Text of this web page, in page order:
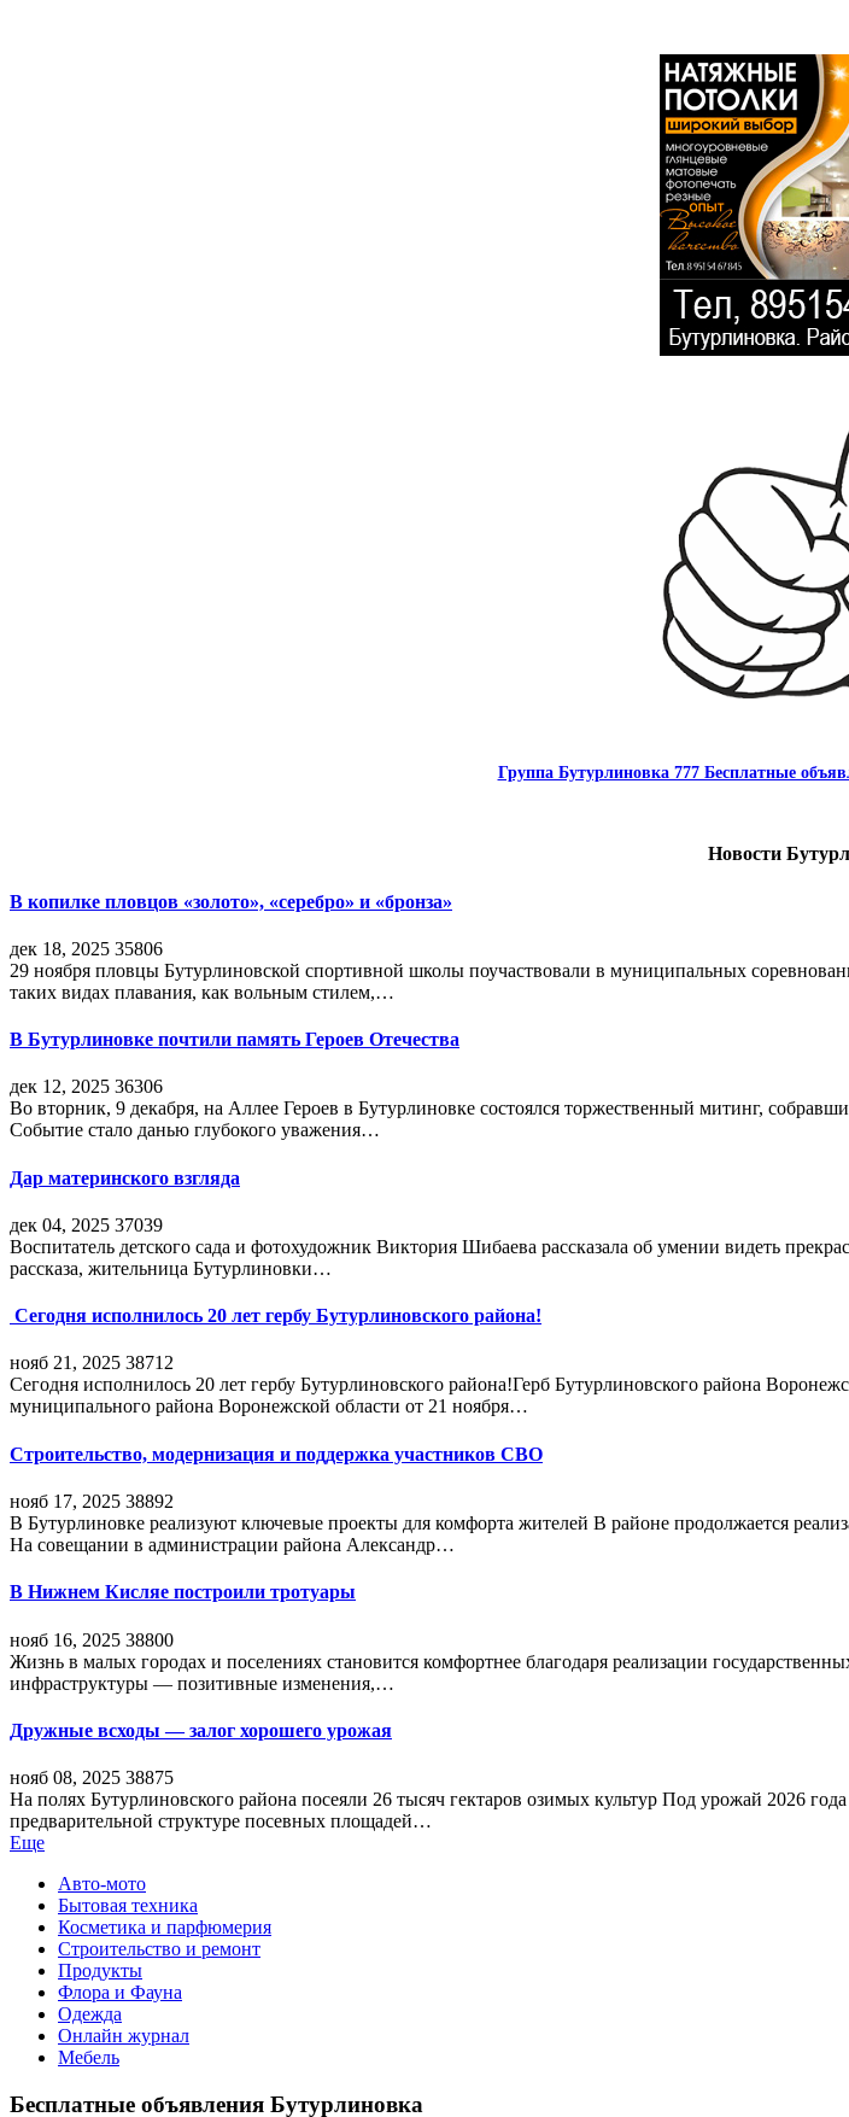
Группа Бутурлиновка 777 Бесплатные
Новости
В копилке пловцов «золото», «серебро» и «бронза»
дек 18, 2025 35806
29 ноября пловцы Бутурлиновской спортивной школы поучаствовали в муниципальных
таких видах плавания, как вольным стилем,…
В Бутурлиновке почтили память Героев Отечества
дек 12, 2025 36306
Во вторник, 9 декабря, на Аллее Героев в Бутурлиновке состоялся торжественный митинг,
Событие стало данью глубокого уважения…
Дар материнского взгляда
дек 04, 2025 37039
Воспитатель детского сада и фотохудожник Виктория Шибаева рассказала об умении видеть
рассказа, жительница Бутурлиновки…
Сегодня исполнилось 20 лет гербу Бутурлиновского района!
нояб 21, 2025 38712
Сегодня исполнилось 20 лет гербу Бутурлиновского района!Герб Бутурлиновского района
муниципального района Воронежской области от 21 ноября…
Строительство, модернизация и поддержка участников СВО
нояб 17, 2025 38892
В Бутурлиновке реализуют ключевые проекты для комфорта жителей В районе продолжается
На совещании в администрации района Александр…
В Нижнем Кисляе построили тротуары
нояб 16, 2025 38800
Жизнь в малых городах и поселениях становится комфортнее благодаря реализации
инфраструктуры — позитивные изменения,…
Дружные всходы — залог хорошего урожая
нояб 08, 2025 38875
На полях Бутурлиновского района посеяли 26 тысяч гектаров озимых культур Под урожай 2026
предварительной структуре посевных площадей…
Еще
Авто-мото
Бытовая техника
Косметика и парфюмерия
Строительство и ремонт
Продукты
Флора и Фауна
Одежда
Онлайн журнал
Мебель
Бесплатные объявления Бутурлиновка